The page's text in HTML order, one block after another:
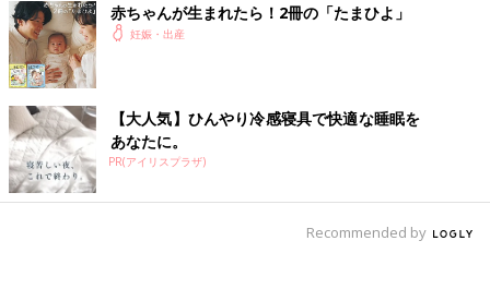
待望の妊娠判明！エコー写真に見る、我が子を胸に抱くまでの“命の軌跡275日”
子宮頸管長が2.9cmと、前回より2mm短くなっていました。念
のため張り止め薬が処方されました。この頃になると胎動もどん
どん強くなり、グリグリとおなかを押されているような感覚にな
ってきました。いつも感じるのは左側で、「そこに足があるのだ
な」とすぐに分かるほどでした。
が湧くとともに、出産への恐怖心も出始めていました。
赤ちゃんが生まれたら！2冊の「たまひよ」
妊娠・出産
【大人気】ひんやり冷感寝具で快適な睡眠を
あなたに。
PR(アイリスプラザ)
Recommended by